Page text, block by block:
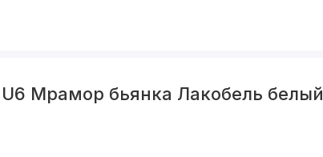
Мрамор бьянка Лакобель белый